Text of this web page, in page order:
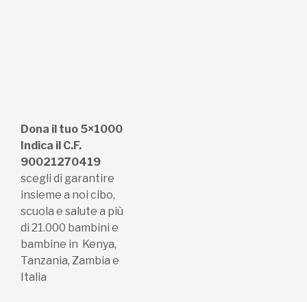
Dona il tuo 5×1000
Indica il C.F.
90021270419
scegli di garantire
insieme a noi cibo,
scuola e salute a più
di 21.000 bambini e
bambine in Kenya,
Tanzania, Zambia e
Italia